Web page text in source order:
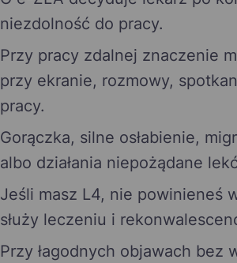
niezdolność do pracy.
Przy pracy zdalnej znaczenie
przy ekranie, rozmowy,
pracy.
Gorączka, silne osłabienie,
albo działania niepożądane
Jeśli masz L4, nie powinieneś
służy leczeniu i
Przy łagodnych objawach bez